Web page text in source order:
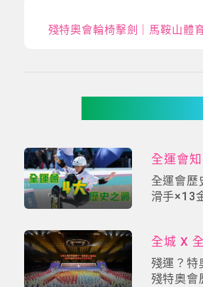
殘特奧會輪椅擊劍｜馬鞍山體
全運會
全運會歷
滑手×13
全城 X
殘運？特
殘特奧會